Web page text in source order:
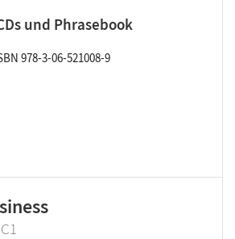
und Phrasebook
978-3-06-521008-9